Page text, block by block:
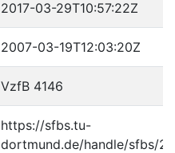
2017-03-29T10:57:22Z
2007-03-19T12:03:20Z
VzfB 4146
https://sfbs.tu-
dortmund.de/handle/sfbs/